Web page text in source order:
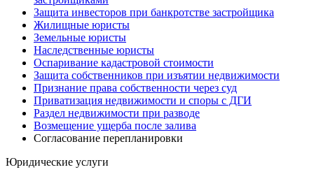
Защита инвесторов при банкротстве застройщика
Жилищные юристы
Земельные юристы
Наследственные юристы
Оспаривание кадастровой стоимости
Защита собственников при изъятии недвижимости
Признание права собственности через суд
Приватизация недвижимости и споры с ДГИ
Раздел недвижимости при разводе
Возмещение ущерба после залива
Согласование перепланировки
Юридические услуги